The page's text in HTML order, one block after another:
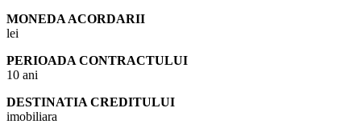
MONEDA ACORDARII
lei
PERIOADA CONTRACTULUI
10 ani
DESTINATIA CREDITULUI
imobiliara